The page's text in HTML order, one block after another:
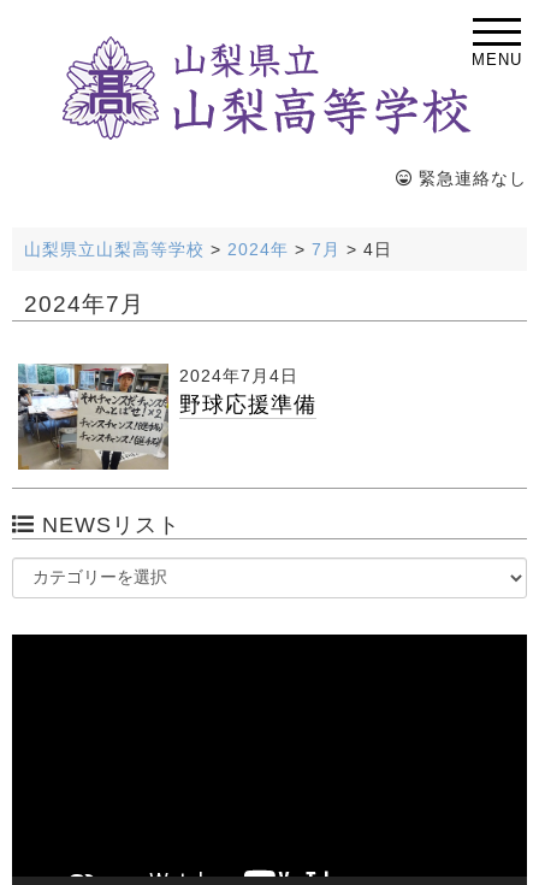
MENU
緊急連絡なし
山梨県立山梨高等学校 > 2024年 > 7月 > 4日
2024年7月
2024年7月4日
野球応援準備
NEWSリスト